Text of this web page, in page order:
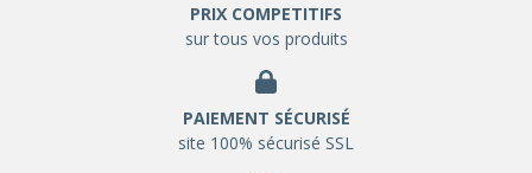
PRIX COMPETITIFS
sur tous vos produits
PAIEMENT SÉCURISÉ
site 100% sécurisé SSL